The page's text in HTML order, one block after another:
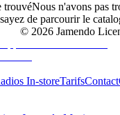
trouvéNous n'avons pas
de parcourir le
© 2026 Jamendo
In-storeTarifsContact